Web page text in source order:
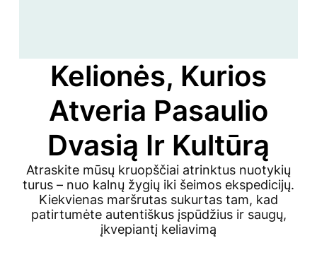
Kelionės, Kurios
Atveria Pasaulio
Dvasią Ir Kultūrą
Atraskite mūsų kruopščiai atrinktus nuotykių
turus – nuo kalnų žygių iki šeimos ekspedicijų.
Kiekvienas maršrutas sukurtas tam, kad
patirtumėte autentiškus įspūdžius ir saugų,
įkvepiantį keliavimą